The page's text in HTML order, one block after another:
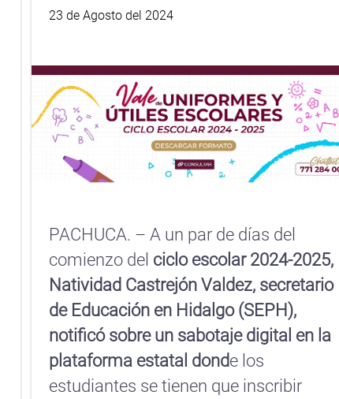
23 de Agosto del 2024
PACHUCA. – A un par de días del
comienzo del ciclo escolar 2024-2025,
Natividad Castrejón Valdez, secretario
de Educación en Hidalgo (SEPH),
notificó sobre un sabotaje digital en la
plataforma estatal donde los
estudiantes se tienen que inscribir